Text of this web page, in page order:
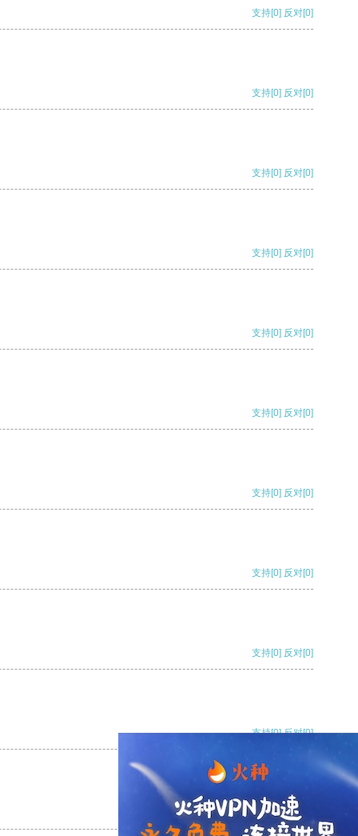
支持[0] 反对[0]
支持[0] 反对[0]
支持[0] 反对[0]
支持[0] 反对[0]
支持[0] 反对[0]
支持[0] 反对[0]
支持[0] 反对[0]
支持[0] 反对[0]
支持[0] 反对[0]
支持[0] 反对[0]
支持[0] 反对